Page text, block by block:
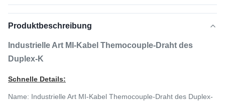
Produktbeschreibung
Industrielle Art MI-Kabel Themocouple-Draht des
Duplex-K
Schnelle Details:
Name: Industrielle Art MI-Kabel Themocouple-Draht des Duplex-